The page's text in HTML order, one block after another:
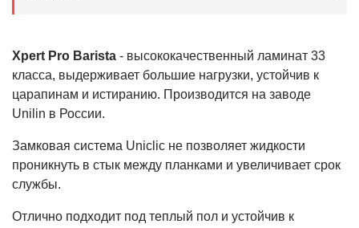
Xpert Pro Barista - высококачественный ламинат 33
класса, выдерживает большие нагрузки, устойчив к
царапинам и истиранию. Производится на заводе
Unilin в России.
Замковая система Uniclic не позволяет жидкости
проникнуть в стык между планками и увеличивает срок
службы.
Отлично подходит под теплый пол и устойчив к